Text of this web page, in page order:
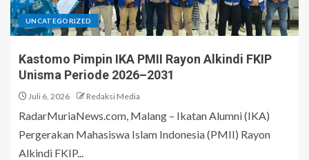
UNCATEGORIZED
Kastomo Pimpin IKA PMII Rayon Alkindi FKIP
Unisma Periode 2026–2031
Juli 6, 2026 Redaksi Media
RadarMuriaNews.com, Malang – Ikatan Alumni (IKA)
Pergerakan Mahasiswa Islam Indonesia (PMII) Rayon
Alkindi FKIP...